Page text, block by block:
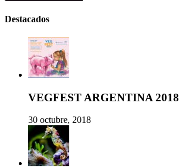
Destacados
VEGFEST ARGENTINA 2018
30 octubre, 2018